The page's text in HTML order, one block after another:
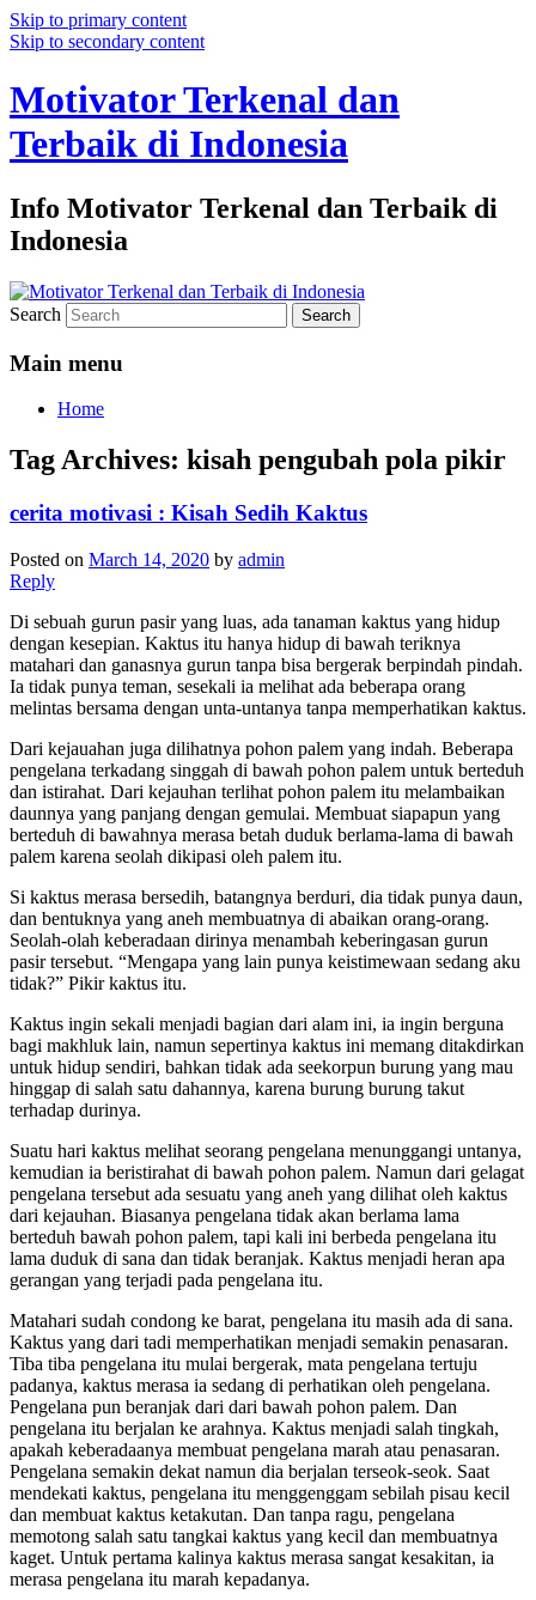
Skip to primary content
Skip to secondary content
Motivator Terkenal dan
Terbaik di Indonesia
Info Motivator Terkenal dan Terbaik di
Indonesia
Search
Main menu
Home
Tag Archives: kisah pengubah pola pikir
cerita motivasi : Kisah Sedih Kaktus
Posted on March 14, 2020 by admin
Reply
Di sebuah gurun pasir yang luas, ada tanaman kaktus yang hidup
dengan kesepian. Kaktus itu hanya hidup di bawah teriknya
matahari dan ganasnya gurun tanpa bisa bergerak berpindah pindah.
Ia tidak punya teman, sesekali ia melihat ada beberapa orang
melintas bersama dengan unta-untanya tanpa memperhatikan kaktus.
Dari kejauahan juga dilihatnya pohon palem yang indah. Beberapa
pengelana terkadang singgah di bawah pohon palem untuk berteduh
dan istirahat. Dari kejauhan terlihat pohon palem itu melambaikan
daunnya yang panjang dengan gemulai. Membuat siapapun yang
berteduh di bawahnya merasa betah duduk berlama-lama di bawah
palem karena seolah dikipasi oleh palem itu.
Si kaktus merasa bersedih, batangnya berduri, dia tidak punya daun,
dan bentuknya yang aneh membuatnya di abaikan orang-orang.
Seolah-olah keberadaan dirinya menambah keberingasan gurun
pasir tersebut. “Mengapa yang lain punya keistimewaan sedang aku
tidak?” Pikir kaktus itu.
Kaktus ingin sekali menjadi bagian dari alam ini, ia ingin berguna
bagi makhluk lain, namun sepertinya kaktus ini memang ditakdirkan
untuk hidup sendiri, bahkan tidak ada seekorpun burung yang mau
hinggap di salah satu dahannya, karena burung burung takut
terhadap durinya.
Suatu hari kaktus melihat seorang pengelana menunggangi untanya,
kemudian ia beristirahat di bawah pohon palem. Namun dari gelagat
pengelana tersebut ada sesuatu yang aneh yang dilihat oleh kaktus
dari kejauhan. Biasanya pengelana tidak akan berlama lama
berteduh bawah pohon palem, tapi kali ini berbeda pengelana itu
lama duduk di sana dan tidak beranjak. Kaktus menjadi heran apa
gerangan yang terjadi pada pengelana itu.
Matahari sudah condong ke barat, pengelana itu masih ada di sana.
Kaktus yang dari tadi memperhatikan menjadi semakin penasaran.
Tiba tiba pengelana itu mulai bergerak, mata pengelana tertuju
padanya, kaktus merasa ia sedang di perhatikan oleh pengelana.
Pengelana pun beranjak dari dari bawah pohon palem. Dan
pengelana itu berjalan ke arahnya. Kaktus menjadi salah tingkah,
apakah keberadaanya membuat pengelana marah atau penasaran.
Pengelana semakin dekat namun dia berjalan terseok-seok. Saat
mendekati kaktus, pengelana itu menggenggam sebilah pisau kecil
dan membuat kaktus ketakutan. Dan tanpa ragu, pengelana
memotong salah satu tangkai kaktus yang kecil dan membuatnya
kaget. Untuk pertama kalinya kaktus merasa sangat kesakitan, ia
merasa pengelana itu marah kepadanya.